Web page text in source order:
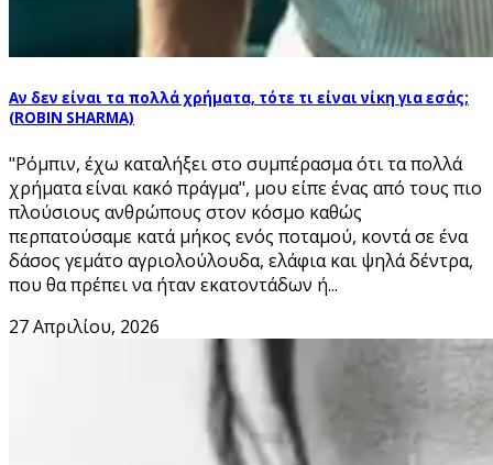
Αν δεν είναι τα πολλά χρήματα, τότε τι είναι νίκη για εσάς;
(ROBIN SHARMA)
"Ρόμπιν, έχω καταλήξει στο συμπέρασμα ότι τα πολλά
χρήματα είναι κακό πράγμα", μου είπε ένας από τους πιο
πλούσιους ανθρώπους στον κόσμο καθώς
περπατούσαμε κατά μήκος ενός ποταμού, κοντά σε ένα
δάσος γεμάτο αγριολούλουδα, ελάφια και ψηλά δέντρα,
που θα πρέπει να ήταν εκατοντάδων ή...
27 Απριλίου, 2026